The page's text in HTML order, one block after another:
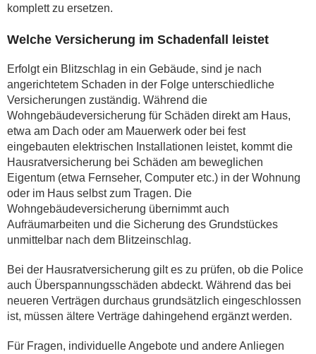
komplett zu ersetzen.
Welche Versicherung im Schadenfall leistet
Erfolgt ein Blitzschlag in ein Gebäude, sind je nach
angerichtetem Schaden in der Folge unterschiedliche
Versicherungen zuständig. Während die
Wohngebäudeversicherung für Schäden direkt am Haus,
etwa am Dach oder am Mauerwerk oder bei fest
eingebauten elektrischen Installationen leistet, kommt die
Hausratversicherung bei Schäden am beweglichen
Eigentum (etwa Fernseher, Computer etc.) in der Wohnung
oder im Haus selbst zum Tragen. Die
Wohngebäudeversicherung übernimmt auch
Aufräumarbeiten und die Sicherung des Grundstückes
unmittelbar nach dem Blitzeinschlag.
Bei der Hausratversicherung gilt es zu prüfen, ob die Police
auch Überspannungsschäden abdeckt. Während das bei
neueren Verträgen durchaus grundsätzlich eingeschlossen
ist, müssen ältere Verträge dahingehend ergänzt werden.
Für Fragen, individuelle Angebote und andere Anliegen